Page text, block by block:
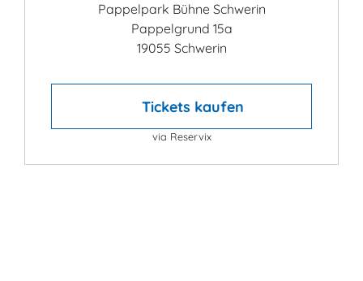
Pappelpark Bühne Schwerin
Pappelgrund 15a
19055 Schwerin
Tickets kaufen
via Reservix